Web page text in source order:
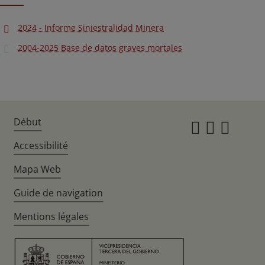
2024 - Informe Siniestralidad Minera
2004-2025 Base de datos graves mortales
Début
Accessibilité
Mapa Web
Guide de navigation
Mentions légales